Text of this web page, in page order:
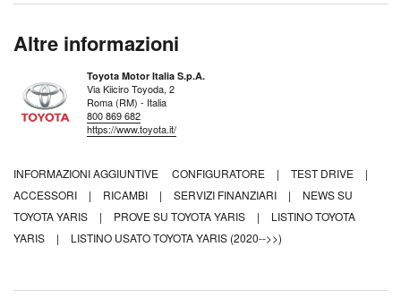
Altre informazioni
Toyota Motor Italia S.p.A.
Via Kiiciro Toyoda, 2
Roma (RM) - Italia
800 869 682
https://www.toyota.it/
INFORMAZIONI AGGIUNTIVE CONFIGURATORE | TEST DRIVE
|
ACCESSORI
| RICAMBI | SERVIZI FINANZIARI |
NEWS SU
TOYOTA YARIS
| PROVE SU TOYOTA YARIS |
LISTINO TOYOTA
YARIS
| LISTINO USATO TOYOTA YARIS (2020-->>)